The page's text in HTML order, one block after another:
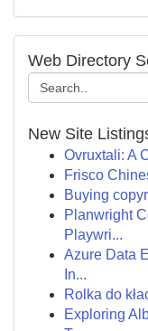
Web Directory
New Site
Ovruxtali: A
Frisco
Buying
Planwright
Playwri...
Azure Data
In...
Rolka do
Exploring